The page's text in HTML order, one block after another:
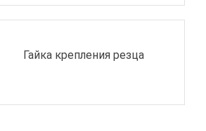
Гайка крепления резца